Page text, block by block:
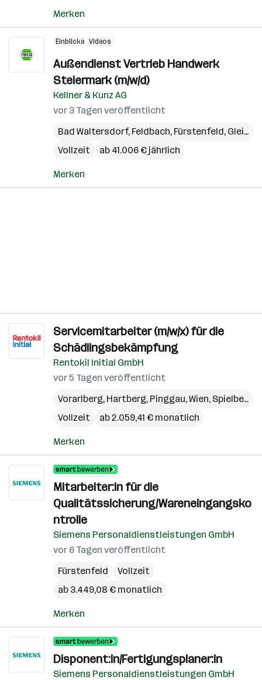
Merken
Einblicke Videos
Außendienst Vertrieb Handwerk
Steiermark (m/w/d)
Kellner & Kunz AG
vor 3 Tagen veröffentlicht
Bad Waltersdorf, Feldbach, Fürstenfeld, Gleisdorf
Vollzeit
ab 41.006 € jährlich
Merken
Servicemitarbeiter (m/w/x) für die
Schädlingsbekämpfung
Rentokil Initial GmbH
vor 5 Tagen veröffentlicht
Vorarlberg, Hartberg, Pinggau,Wien, Spielberg
Vollzeit
ab 2.059,41 € monatlich
Merken
Mitarbeiter:in für die
Qualitätssicherung/Wareneingangsko
ntrolle
Siemens Personaldienstleistungen GmbH
vor 6 Tagen veröffentlicht
Fürstenfeld
Vollzeit
ab 3.449,08 € monatlich
Merken
Disponent:in/Fertigungsplaner:in
Siemens Personaldienstleistungen GmbH